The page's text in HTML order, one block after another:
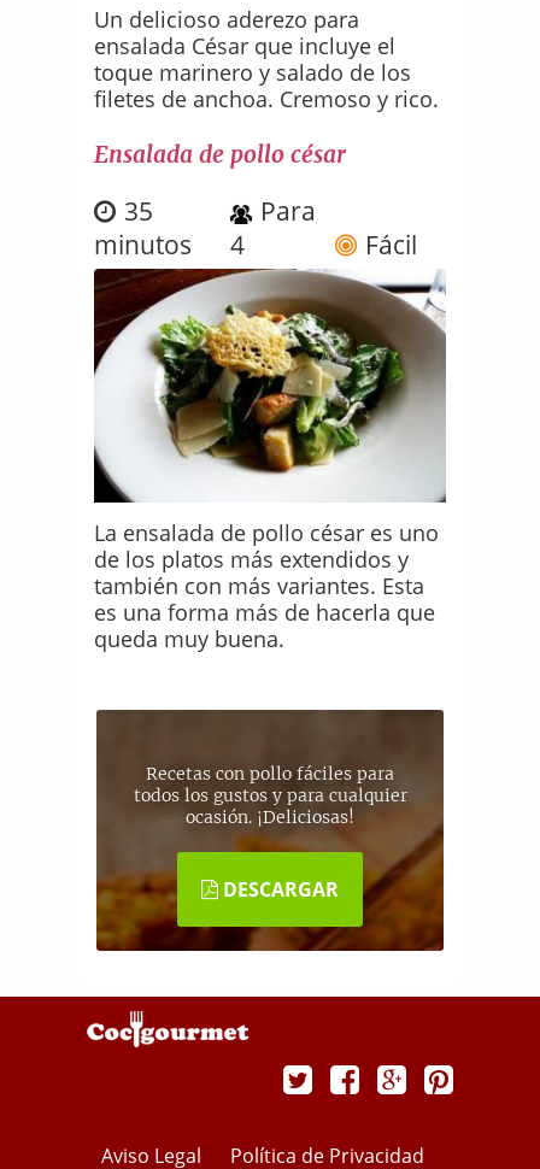
Un delicioso aderezo para
ensalada César que incluye el
toque marinero y salado de los
filetes de anchoa. Cremoso y rico.
Ensalada de pollo césar
35
minutos
Para
4
Fácil
La ensalada de pollo césar es uno
de los platos más extendidos y
también con más variantes. Esta
es una forma más de hacerla que
queda muy buena.
Recetas con pollo fáciles para
todos los gustos y para cualquier
ocasión. ¡Deliciosas!
DESCARGAR
Aviso Legal Política de Privacidad